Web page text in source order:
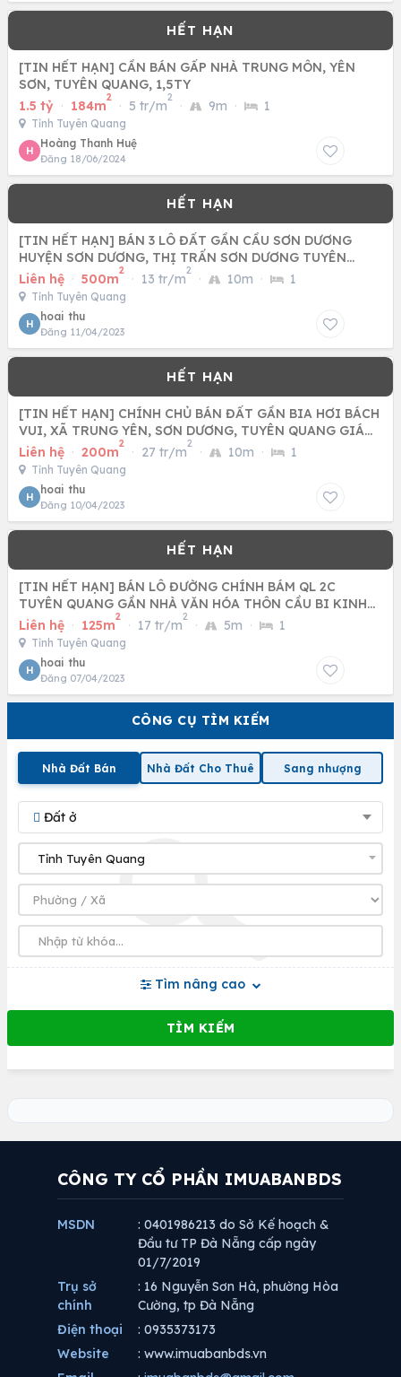
CÔNG CỤ TÌM KIẾM
Nhà Đất Bán Nhà Đất Cho Thuê Sang nhượng
Đất ở
Tìm nâng cao
[TIN HẾT HẠN] CẦN BÁN GẤP NHÀ TRUNG MÔN, YÊN
SƠN, TUYÊN QUANG, 1,5TY
1.5 tỷ · 184m
2
· 5 tr/m
2
· 9m · 1
Tỉnh Tuyên Quang
H
Hoàng Thanh Huệ
Đăng 18/06/2024
[TIN HẾT HẠN] BÁN 3 LÔ ĐẤT GẦN CẦU SƠN DƯƠNG
HUYỆN SƠN DƯƠNG, THỊ TRẤN SƠN DƯƠNG TUYÊN
QUANG CHỈ TỪ 35TR/M2
Liên hệ · 500m
2
· 13 tr/m
2
· 10m · 1
Tỉnh Tuyên Quang
H
hoai thu
Đăng 11/04/2023
[TIN HẾT HẠN] CHÍNH CHỦ BÁN ĐẤT GẦN BIA HƠI BÁCH
VUI, XÃ TRUNG YÊN, SƠN DƯƠNG, TUYÊN QUANG GIÁ
30TR/M2
Liên hệ · 200m
2
· 27 tr/m
2
· 10m · 1
Tỉnh Tuyên Quang
H
hoai thu
Đăng 10/04/2023
[TIN HẾT HẠN] BÁN LÔ ĐƯỜNG CHÍNH BÁM QL 2C
TUYÊN QUANG GẦN NHÀ VĂN HÓA THÔN CẦU BI KINH
DOANH ĐƯỢC GIÁ 25TR
Liên hệ · 125m
2
· 17 tr/m
2
· 5m · 1
Tỉnh Tuyên Quang
H
hoai thu
Đăng 07/04/2023
CÔNG TY CỔ PHẦN IMUABANBDS
MSDN
: 0401986213 do Sở Kế hoạch &
Đầu tư TP Đà Nẵng cấp ngày
01/7/2019
Trụ sở
chính
: 16 Nguyễn Sơn Hà, phường Hòa
Cường, tp Đà Nẵng
Điện thoại
: 0935373173
Website
: www.imuabanbds.vn